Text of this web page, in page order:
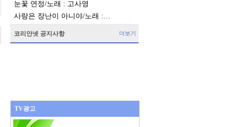
눈꽃 연정/노래 : 고사영
사랑은 장난이 아니야/노래 :…
코리안넷 공지사항 더보기
TV광고